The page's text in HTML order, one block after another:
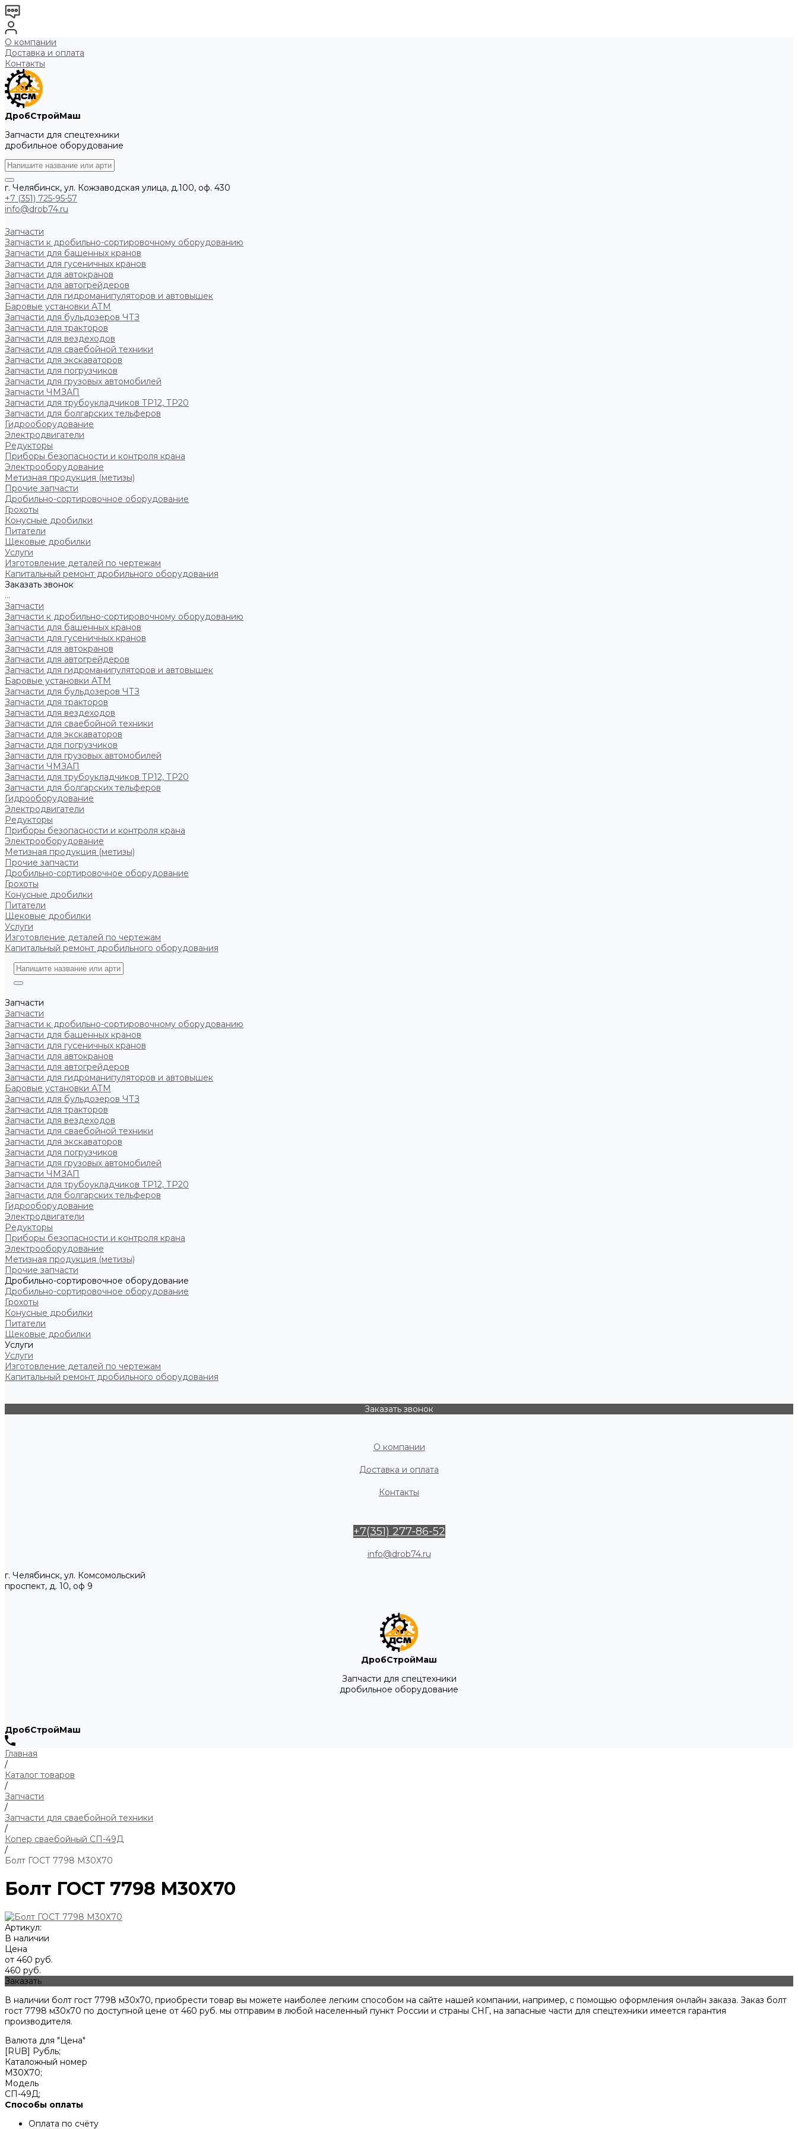
О компании
Доставка и оплата
Контакты
ДробСтройМаш
Запчасти для спецтехники
дробильное оборудование
г. Челябинск, ул. Кожзаводская улица, д.100, оф. 430
+7 (351) 725-95-57
info@drob74.ru
Запчасти
Запчасти к дробильно-сортировочному оборудованию
Запчасти для башенных кранов
Запчасти для гусеничных кранов
Запчасти для автокранов
Запчасти для автогрейдеров
Запчасти для гидроманипуляторов и автовышек
Баровые установки АТМ
Запчасти для бульдозеров ЧТЗ
Запчасти для тракторов
Запчасти для вездеходов
Запчасти для сваебойной техники
Запчасти для экскаваторов
Запчасти для погрузчиков
Запчасти для грузовых автомобилей
Запчасти ЧМЗАП
Запчасти для трубоукладчиков ТР12, ТР20
Запчасти для болгарских тельферов
Гидрооборудование
Электродвигатели
Редукторы
Приборы безопасности и контроля крана
Электрооборудование
Метизная продукция (метизы)
Прочие запчасти
Дробильно-сортировочное оборудование
Грохоты
Конусные дробилки
Питатели
Щековые дробилки
Услуги
Изготовление деталей по чертежам
Капитальный ремонт дробильного оборудования
Заказать звонок
...
Запчасти
Запчасти к дробильно-сортировочному оборудованию
Запчасти для башенных кранов
Запчасти для гусеничных кранов
Запчасти для автокранов
Запчасти для автогрейдеров
Запчасти для гидроманипуляторов и автовышек
Баровые установки АТМ
Запчасти для бульдозеров ЧТЗ
Запчасти для тракторов
Запчасти для вездеходов
Запчасти для сваебойной техники
Запчасти для экскаваторов
Запчасти для погрузчиков
Запчасти для грузовых автомобилей
Запчасти ЧМЗАП
Запчасти для трубоукладчиков ТР12, ТР20
Запчасти для болгарских тельферов
Гидрооборудование
Электродвигатели
Редукторы
Приборы безопасности и контроля крана
Электрооборудование
Метизная продукция (метизы)
Прочие запчасти
Дробильно-сортировочное оборудование
Грохоты
Конусные дробилки
Питатели
Щековые дробилки
Услуги
Изготовление деталей по чертежам
Капитальный ремонт дробильного оборудования
Запчасти
Запчасти
Запчасти к дробильно-сортировочному оборудованию
Запчасти для башенных кранов
Запчасти для гусеничных кранов
Запчасти для автокранов
Запчасти для автогрейдеров
Запчасти для гидроманипуляторов и автовышек
Баровые установки АТМ
Запчасти для бульдозеров ЧТЗ
Запчасти для тракторов
Запчасти для вездеходов
Запчасти для сваебойной техники
Запчасти для экскаваторов
Запчасти для погрузчиков
Запчасти для грузовых автомобилей
Запчасти ЧМЗАП
Запчасти для трубоукладчиков ТР12, ТР20
Запчасти для болгарских тельферов
Гидрооборудование
Электродвигатели
Редукторы
Приборы безопасности и контроля крана
Электрооборудование
Метизная продукция (метизы)
Прочие запчасти
Дробильно-сортировочное оборудование
Дробильно-сортировочное оборудование
Грохоты
Конусные дробилки
Питатели
Щековые дробилки
Услуги
Услуги
Изготовление деталей по чертежам
Капитальный ремонт дробильного оборудования
Заказать звонок
О компании
Доставка и оплата
Контакты
+7(351) 277-86-52
info@drob74.ru
г. Челябинск, ул. Комсомольский
проспект, д. 10, оф 9
ДробСтройМаш
Запчасти для спецтехники
дробильное оборудование
ДробСтройМаш
Главная
/
Каталог товаров
/
Запчасти
/
Запчасти для сваебойной техники
/
Копер сваебойный СП-49Д
/
Болт ГОСТ 7798 М30Х70
Болт ГОСТ 7798 М30Х70
Артикул:
В наличии
Цена
от 460 руб.
460 руб.
Заказать
В наличии болт гост 7798 м30х70, приобрести товар вы можете наиболее легким способом на сайте нашей компании, например, с помощью оформления онлайн заказа. Заказ болт
гост 7798 м30х70 по доступной цене от 460 руб. мы отправим в любой населенный пункт России и страны СНГ, на запасные части для спецтехники имеется гарантия
производителя.
Валюта для "Цена"
[RUB] Рубль;
Каталожный номер
М30Х70;
Модель
СП-49Д;
Способы оплаты
Оплата по счёту